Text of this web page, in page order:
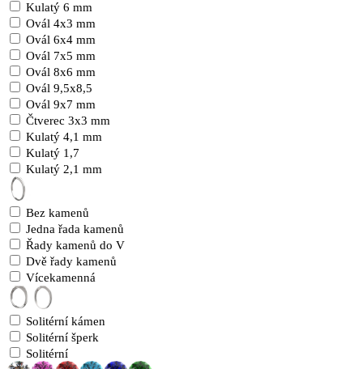
Kulatý 6 mm
Ovál 4x3 mm
Ovál 6x4 mm
Ovál 7x5 mm
Ovál 8x6 mm
Ovál 9,5x8,5
Ovál 9x7 mm
Čtverec 3x3 mm
Kulatý 4,1 mm
Kulatý 1,7
Kulatý 2,1 mm
Bez kamenů
Jedna řada kamenů
Řady kamenů do V
Dvě řady kamenů
Vícekamenná
Solitérní kámen
Solitérní šperk
Solitérní